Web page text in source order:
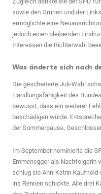
sowie den Grünen und der
ermöglichte eine
jedoch einen bleibenden
Interessen die Richterwahl
Was änderte sich nach
Die gescheiterte Juli-Wahl
Handlungsfähigkeit des
bewusst, dass ein weiterer
beschädigen würde.
der Sommerpause,
Im September nominierte die
Emmenegger als Nachfolgerin
schlug sie Ann-Katrin Kaufhold
ins Rennen schickte. Alle drei